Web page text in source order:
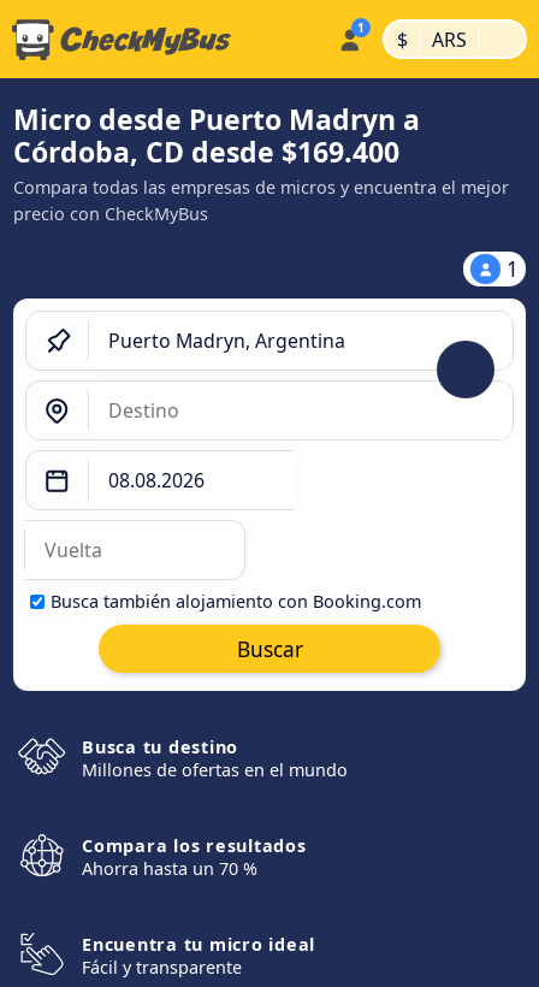
$ | ARS |
Micro desde Puerto Madryn a
Córdoba, CD desde $169.400
Compara todas las empresas de micros y encuentra el mejor
precio con CheckMyBus
1
Busca también alojamiento con Booking.com
Buscar
Busca tu destino
Millones de ofertas en el mundo
Compara los resultados
Ahorra hasta un 70 %
Encuentra tu micro ideal
Fácil y transparente